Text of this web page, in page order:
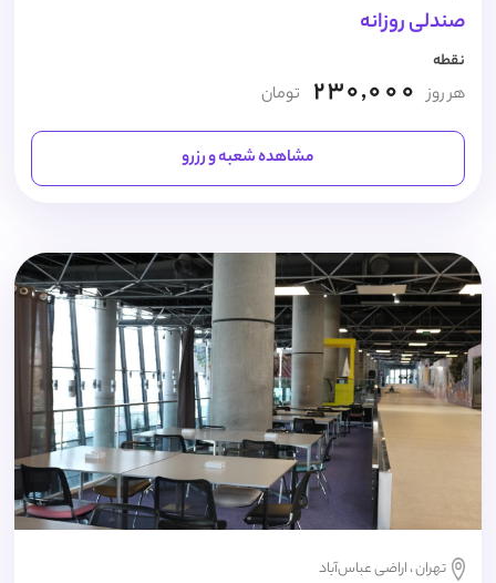
صندلی روزانه
نقطه
هر روز 230,000 تومان
مشاهده شعبه و رزرو
تهران ، اراضی عباس‌آباد